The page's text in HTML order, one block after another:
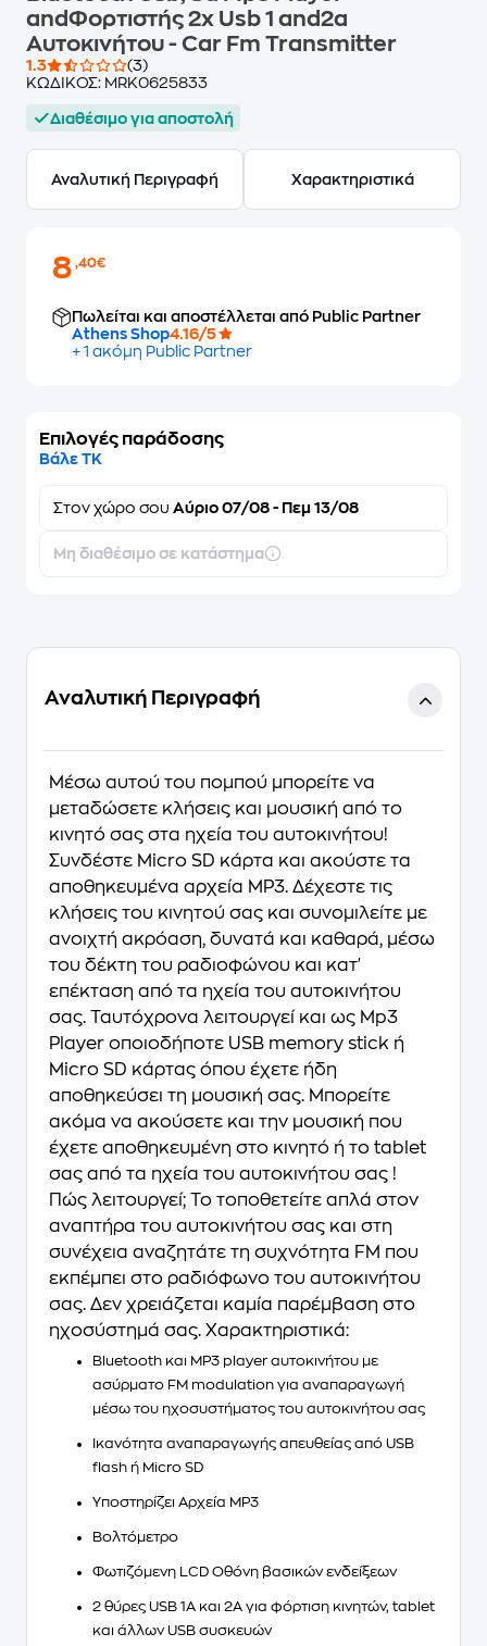
andΦορτιστής 2x Usb 1 and2a
Αυτοκινήτου - Car Fm Transmitter
1.3
(3)
ΚΩΔΙΚΟΣ: MRK0625833
Διαθέσιμο για αποστολή
Αναλυτική Περιγραφή Χαρακτηριστικά
8,40€
Πωλείται και αποστέλλεται από Public Partner
Athens Shop4.16/5
+ 1 ακόμη Public Partner
Επιλογές παράδοσης
Βάλε ΤΚ
Στον χώρο σου Αύριο 07/08 - Πεμ 13/08
Μη διαθέσιμο σε κατάστημα
Αναλυτική Περιγραφή
Μέσω αυτού του πομπού μπορείτε να
μεταδώσετε κλήσεις και μουσική από το
κινητό σας στα ηχεία του αυτοκινήτου!
Συνδέστε Micro SD κάρτα και ακούστε τα
αποθηκευμένα αρχεία MP3. Δέχεστε τις
κλήσεις του κινητού σας και συνομιλείτε με
ανοιχτή ακρόαση, δυνατά και καθαρά, μέσω
του δέκτη του ραδιοφώνου και κατ'
επέκταση από τα ηχεία του αυτοκινήτου
σας. Ταυτόχρονα λειτουργεί και ως Mp3
Player οποιοδήποτε USB memory stick ή
Micro SD κάρτας όπου έχετε ήδη
αποθηκεύσει τη μουσική σας. Μπορείτε
ακόμα να ακούσετε και την μουσική που
έχετε αποθηκευμένη στο κινητό ή το tablet
σας από τα ηχεία του αυτοκινήτου σας !
Πώς λειτουργεί; Το τοποθετείτε απλά στον
αναπτήρα του αυτοκινήτου σας και στη
συνέχεια αναζητάτε τη συχνότητα FM που
εκπέμπει στο ραδιόφωνο του αυτοκινήτου
σας. Δεν χρειάζεται καμία παρέμβαση στο
ηχοσύστημά σας. Χαρακτηριστικά:
Bluetooth και MP3 player αυτοκινήτου με
ασύρματο FM modulation για αναπαραγωγή
μέσω του ηχοσυστήματος του αυτοκινήτου σας
Ικανότητα αναπαραγωγής απευθείας από USB
flash ή Micro SD
Υποστηρίζει Αρχεία MP3
Βολτόμετρο
Φωτιζόμενη LCD Οθόνη βασικών ενδείξεων
2 θύρες USB 1A και 2A για φόρτιση κινητών, tablet
και άλλων USB συσκευών